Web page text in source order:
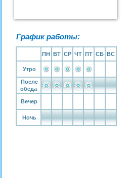
График работы:
ПН ВТ СР ЧТ ПТ СБ ВС
Утро
После
обеда
Вечер
Ночь